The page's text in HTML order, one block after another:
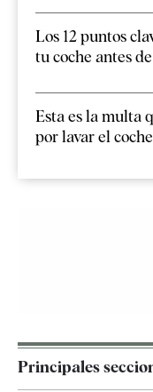
Los 12 puntos
tu coche antes
Esta es la multa
por lavar el
Principales